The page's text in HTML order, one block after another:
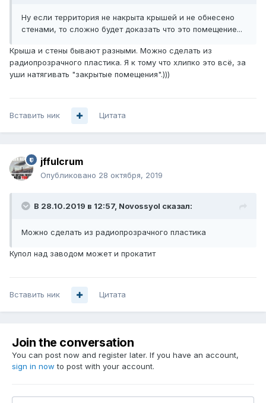
Ну если территория не накрыта крышей и не обнесено
стенами, то сложно будет доказать что это помещение...
Крыша и стены бывают разными. Можно сделать из
радиопрозрачного пластика. Я к тому что хлипко это всё, за
уши натягивать "закрытые помещения".)))
Вставить ник Цитата
jffulcrum
Опубликовано 28 октября, 2019
В 28.10.2019 в 12:57, Novossyol сказал:
Можно сделать из радиопрозрачного пластика
Купол над заводом может и прокатит
Вставить ник Цитата
Join the conversation
You can post now and register later. If you have an account,
sign in now to post with your account.